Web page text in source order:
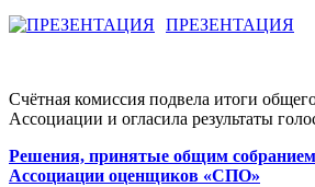
ПРЕЗЕНТАЦИЯ
Счётная комиссия подвела итоги
Ассоциации и огласила результаты
Решения, принятые общим
Ассоциации оценщиков «СПО»